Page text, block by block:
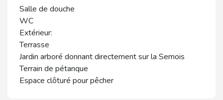
Salle de douche
WC
Extérieur:
Terrasse
Jardin arboré donnant directement sur la Semois
Terrain de pétanque
Espace clôturé pour pêcher